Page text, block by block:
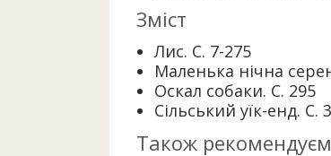
Зміст
Лис. С. 7-275
Маленька нічна
Оскал собаки. С. 295
Сільський уїк-енд. С.
Також